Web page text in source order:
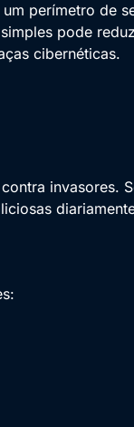
perímetro de
pode
cibernéticas.
invasores.